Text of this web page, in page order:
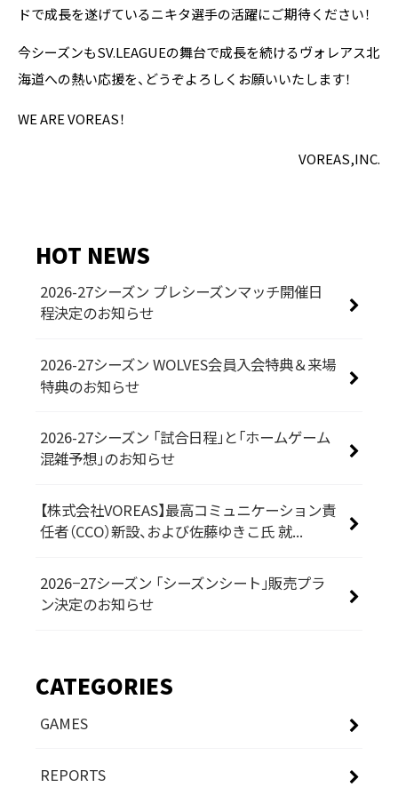
ドで成長を遂げているニキタ選手の活躍にご期待ください！
今シーズンもSV.LEAGUEの舞台で成長を続けるヴォレアス北
海道への熱い応援を、どうぞよろしくお願いいたします！
WE ARE VOREAS！
VOREAS,INC.
HOT NEWS
2026-27シーズン プレシーズンマッチ開催日
程決定のお知らせ
2026-27シーズン WOLVES会員入会特典＆来場
特典のお知らせ
2026-27シーズン 「試合日程」と「ホームゲーム
混雑予想」のお知らせ
【株式会社VOREAS】最高コミュニケーション責
任者（CCO）新設、および佐藤ゆきこ氏 就...
2026−27シーズン 「シーズンシート」販売プラ
ン決定のお知らせ
CATEGORIES
GAMES
REPORTS